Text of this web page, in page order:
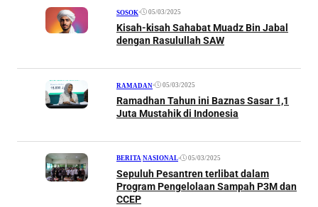
SOSOK• 05/03/2025
Kisah-kisah Sahabat Muadz Bin Jabal
dengan Rasulullah SAW
RAMADAN• 05/03/2025
Ramadhan Tahun ini Baznas Sasar 1,1
Juta Mustahik di Indonesia
BERITA NASIONAL• 05/03/2025
Sepuluh Pesantren terlibat dalam
Program Pengelolaan Sampah P3M dan
CCEP